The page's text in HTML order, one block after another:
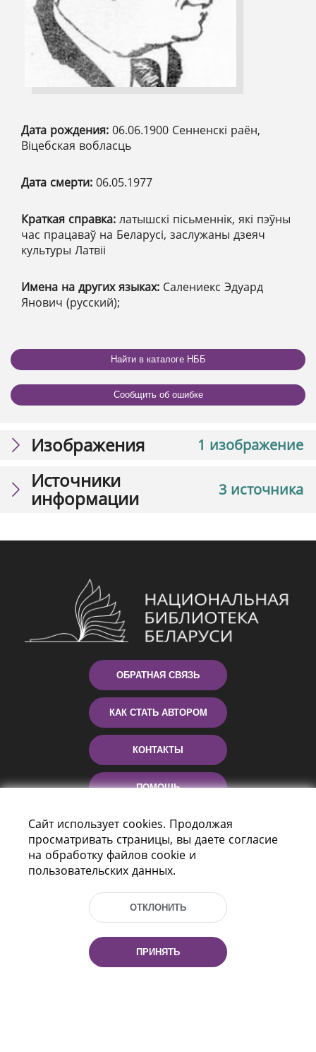
Дата рождения: 06.06.1900 Сенненскі раён,
Віцебская вобласць
Дата смерти: 06.05.1977
Краткая справка: латышскі пісьменнік, які пэўны
час працаваў на Беларусі, заслужаны дзеяч
культуры Латвіі
Имена на других языках: Салениекс Эдуард
Янович (русский);
Найти в каталоге НББ
Сообщить об ошибке
1 изображение
Изображения
3 источника
Источники
информации
ОБРАТНАЯ СВЯЗЬ
КАК СТАТЬ АВТОРОМ
КОНТАКТЫ
ПОМОЩЬ
Пр-т Независимости 116
г. Минск, Республика Беларусь, 220114
Тел.: (+375 17) 368 37 37, Факс: (+375 17)
Сайт использует cookies. Продолжая
просматривать страницы, вы даете согласие
на обработку файлов cookie и
пользовательских данных.
ОТКЛОНИТЬ
ПРИНЯТЬ